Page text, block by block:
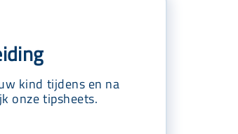
kind tijdens en na
onze tipsheets.